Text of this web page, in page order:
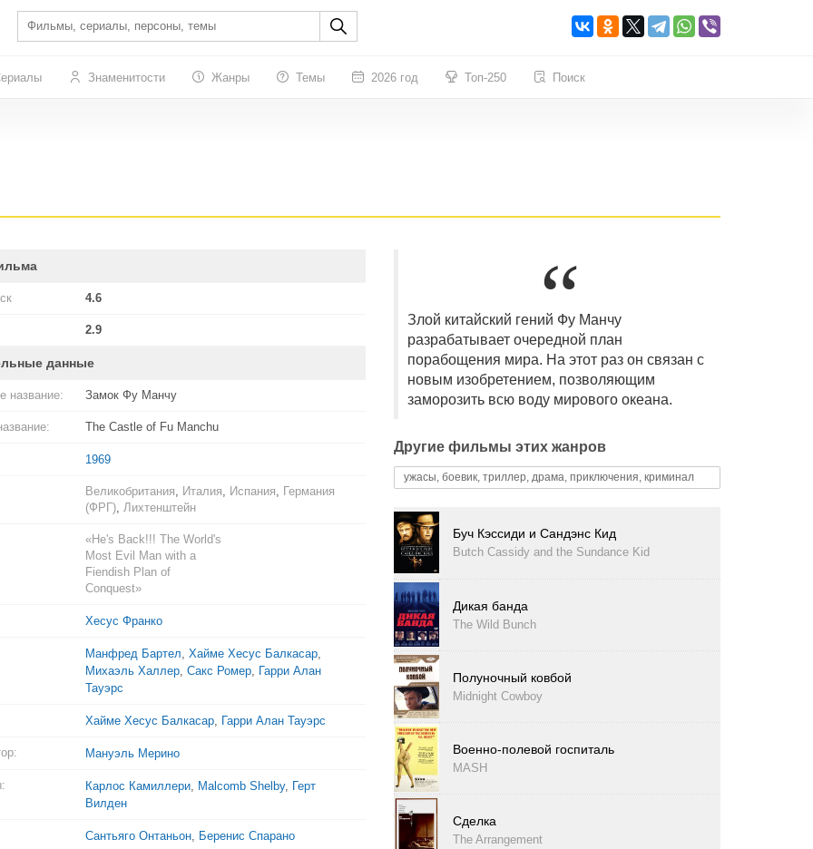
Знаменитости Жанры Темы 2026 год Топ-250 Поиск
4.6
2.9
данные
название: Замок Фу Манчу
The Castle of Fu Manchu
1969
Великобритания, Италия, Испания, Германия
(ФРГ), Лихтенштейн
«He's Back!!! The World's
Most Evil Man with a
Fiendish Plan of
Conquest»
Хесус Франко
Манфред Бартел, Хайме Хесус Балкасар,
Михаэль Халлер, Сакс Ромер, Гарри Алан
Тауэрс
Хайме Хесус Балкасар, Гарри Алан Тауэрс
Мануэль Мерино
Карлос Камиллери, Malcomb Shelby, Герт
Вилден
Сантьяго Онтаньон, Беренис Спарано
Злой китайский гений Фу Манчу
разрабатывает очередной план
порабощения мира. На этот раз он связан с
новым изобретением, позволяющим
заморозить всю воду мирового океана.
Другие фильмы этих жанров
ужасы, боевик, триллер, драма, приключения, криминал
Буч Кэссиди и Сандэнс Кид
Butch Cassidy and the Sundance Kid
Дикая банда
The Wild Bunch
Полуночный ковбой
Midnight Cowboy
Военно-полевой госпиталь
MASH
Сделка
The Arrangement